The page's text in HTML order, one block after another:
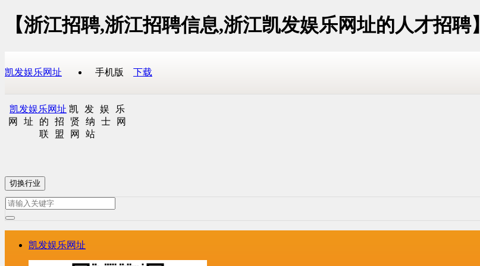
【浙江招聘,浙江招聘信息,浙江凯发娱乐网址的人才招
凯发娱乐网址 手机版 下载
凯发娱乐网址 凯发娱乐
网址的招贤纳士网
联盟网站
切换行业
凯发娱乐网址